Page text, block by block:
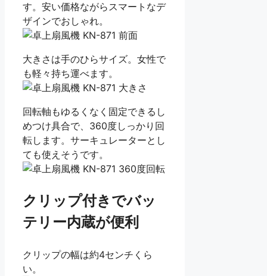
す。安い価格ながらスマートなデ
ザインでおしゃれ。
大きさは手のひらサイズ。女性で
も軽々持ち運べます。
回転軸もゆるくなく固定できるし
めつけ具合で、360度しっかり回
転します。サーキュレーターとし
ても使えそうです。
クリップ付きでバッ
テリー内蔵が便利
クリップの幅は約4センチくら
い。